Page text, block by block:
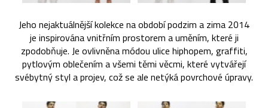
Jeho nejaktuálnější kolekce na období podzim a zima 2014
je inspirována vnitřním prostorem a uměním, které ji
zpodobňuje. Je ovlivněna módou ulice hiphopem, graffiti,
pytlovým oblečením a všemi těmi věcmi, které vytvářejí
svébytný styl a projev, což se ale netýká povrchové úpravy.